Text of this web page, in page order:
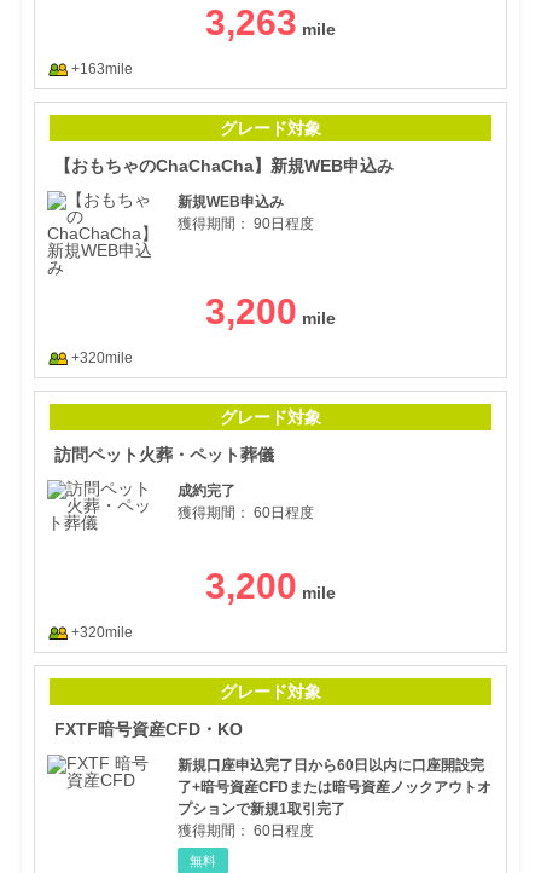
3,263
+163mile
グレード対象
【おもちゃのChaChaCha】新規WEB申込み
新規WEB申込み
獲得期間： 90日程度
3,200
+320mile
グレード対象
訪問ペット火葬・ペット葬儀
成約完了
獲得期間： 60日程度
3,200
+320mile
グレード対象
FXTF暗号資産CFD・KO
新規口座申込完了日から60日以内に口座開設完
了+暗号資産CFDまたは暗号資産ノックアウトオ
プションで新規1取引完了
獲得期間： 60日程度
無料